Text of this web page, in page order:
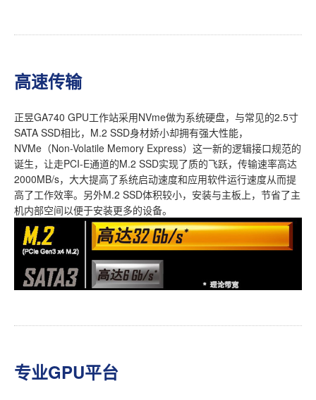
高速传输
正昱GA740 GPU工作站采用NVme做为系统硬盘，与常见的2.5寸
SATA SSD相比，M.2 SSD身材娇小却拥有强大性能，
NVMe（Non-Volatile Memory Express）这一新的逻辑接口规范的
诞生，让走PCI-E通道的M.2 SSD实现了质的飞跃，传输速率高达
2000MB/s，大大提高了系统启动速度和应用软件运行速度从而提
高了工作效率。另外M.2 SSD体积较小，安装与主板上，节省了主
机内部空间以便于安装更多的设备。
专业GPU平台